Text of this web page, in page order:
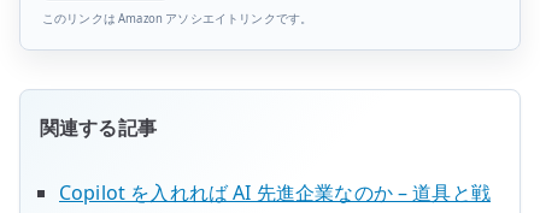
このリンクは Amazon アソシエイトリンクです。
関連する記事
Copilot を入れれば AI 先進企業なのか – 道具と戦